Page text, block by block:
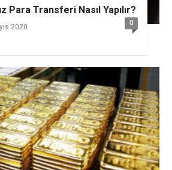
Para Transferi Nasıl Yapılır?
2020 0